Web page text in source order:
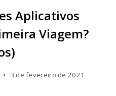
Aplicativos
Viagem?
3 de fevereiro de 2021